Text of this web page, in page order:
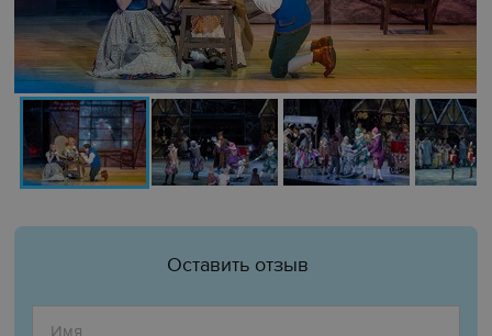
Оставить отзыв